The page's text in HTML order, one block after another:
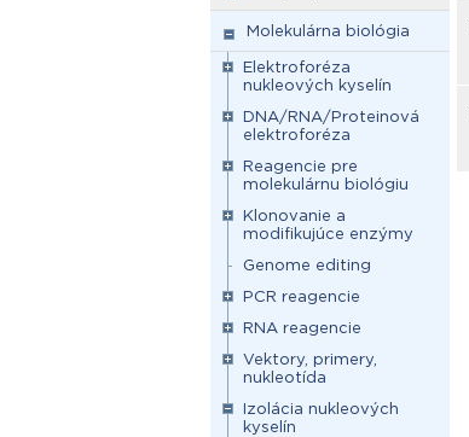
Molekulárna biológia
Elektroforéza
nukleových kyselín
DNA/RNA/Proteinová
elektroforéza
Reagencie pre
molekulárnu biológiu
Klonovanie a
modifikujúce enzýmy
Genome editing
PCR reagencie
RNA reagencie
Vektory, primery,
nukleotída
Izolácia nukleových
kyselín